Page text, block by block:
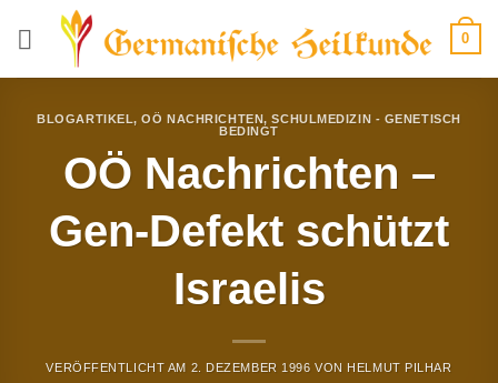
0
BLOGARTIKEL,OÖ NACHRICHTEN,SCHULMEDIZIN - GENETISCH
BEDINGT
OÖ Nachrichten –
Gen-Defekt schützt
Israelis
VERÖFFENTLICHT AM 2. DEZEMBER 1996 VON HELMUT PILHAR